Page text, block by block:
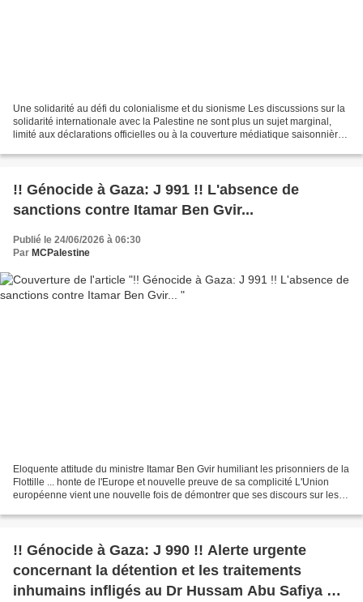
Une solidarité au défi du colonialisme et du sionisme Les discussions sur la
solidarité internationale avec la Palestine ne sont plus un sujet marginal,
limité aux déclarations officielles ou à la couverture médiatique saisonnière.
!! Génocide à Gaza: J 991 !! L'absence de
sanctions contre Itamar Ben Gvir...
Publié le 24/06/2026 à 06:30
Par MCPalestine
Eloquente attitude du ministre Itamar Ben Gvir humiliant les prisonniers de la
Flottille ... honte de l'Europe et nouvelle preuve de sa complicité L'Union
européenne vient une nouvelle fois de démontrer que ses discours sur les
!! Génocide à Gaza: J 990 !! Alerte urgente
concernant la détention et les traitements
inhumains infligés au Dr Hussam Abu Safiya &